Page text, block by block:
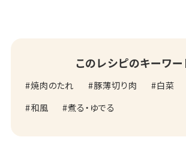
このレシピのキーワー
焼肉のたれ 豚薄切り肉 白菜
和風
煮る・ゆでる